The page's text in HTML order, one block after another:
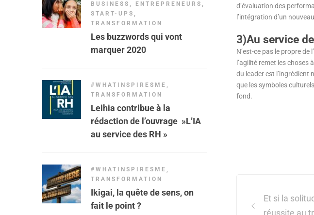
BUSINESS , ENTREPRENEURS ,
START-UPS ,
TRANSFORMATION
Les buzzwords qui vont
marquer 2020
#WHATINSPIRESME ,
TRANSFORMATION
Leihia contribue à la
rédaction de l’ouvrage »L’IA
au service des RH »
#WHATINSPIRESME ,
TRANSFORMATION
Ikigai, la quête de sens, on
fait le point ?
d’évaluation des
l’intégration d’un
3)Au service
N’est-ce pas le propre de
l’agilité remet les choses
du leader est l’ingrédient
que les symboles
fond.
navigation
Et si la
réussite au